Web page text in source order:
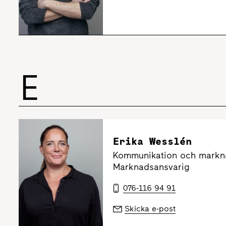
E
Erika Wesslén
Kommunikation och
Marknadsansvarig
076-116 94 91
Skicka e-post